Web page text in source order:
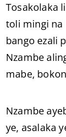
Tosakolaka
toli mingi na
bango ezali
Nzambe
mabe,
Nzambe
ye, asalaka